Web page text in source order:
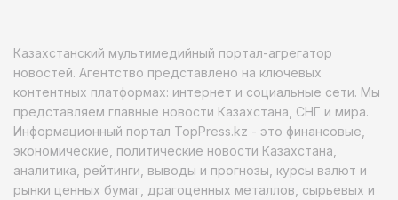
Казахстанский мультимедийный портал-агрегатор
новостей. Агентство представлено на ключевых
контентных платформах: интернет и социальные сети. Мы
представляем главные новости Казахстана, СНГ и мира.
Информационный портал TopPress.kz - это финансовые,
экономические, политические новости Казахстана,
аналитика, рейтинги, выводы и прогнозы, курсы валют и
рынки ценных бумаг, драгоценных металлов, сырьевых и